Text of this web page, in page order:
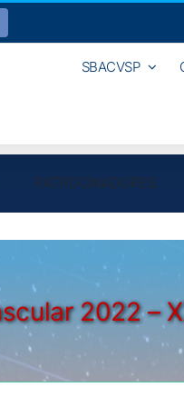
SBACVSP
PATROCINADORES
2022 –